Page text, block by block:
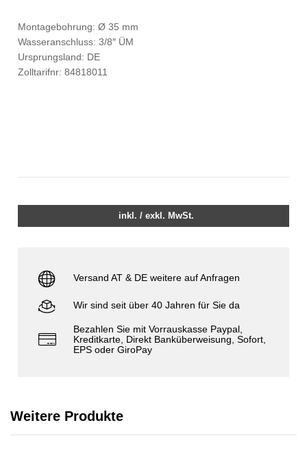
Montagebohrung: Ø 35 mm
Wasseranschluss: 3/8″ ÜM
Ursprungsland: DE
Zolltarifnr: 84818011
inkl. / exkl. MwSt.
Versand AT & DE weitere auf Anfragen
Wir sind seit über 40 Jahren für Sie da
Bezahlen Sie mit Vorrauskasse Paypal,
Kreditkarte, Direkt Banküberweisung, Sofort,
EPS oder GiroPay
Weitere Produkte